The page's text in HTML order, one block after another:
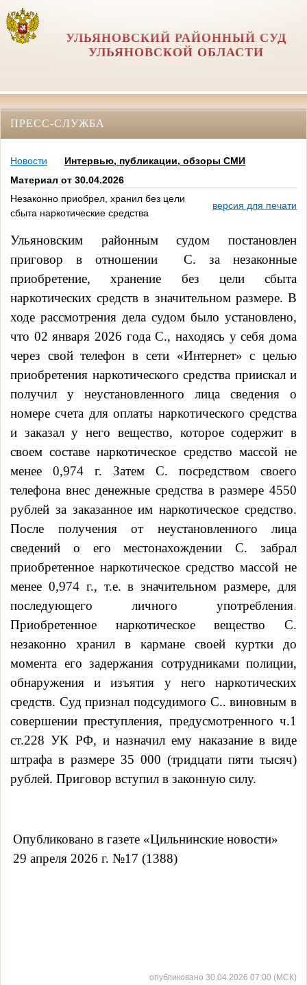
УЛЬЯНОВСКИЙ РАЙОННЫЙ СУД
УЛЬЯНОВСКОЙ ОБЛАСТИ
ПРЕСС-СЛУЖБА
Новости
Интервью, публикации, обзоры СМИ
Материал от 30.04.2026
Незаконно приобрел, хранил без цели
сбыта наркотические средства
версия для печати
Ульяновским районным судом постановлен
приговор в отношении
С. за незаконные
приобретение, хранение без цели сбыта
наркотических средств в значительном размере. В
ходе рассмотрения дела судом было установлено,
что 02 января 2026 года C., находясь у себя дома
через свой телефон в сети «Интернет»c целью
приобретения наркотического средства приискал и
получил у неустановленного лица сведения о
номере счета для оплаты наркотического средства
и заказал у него вещество, которое содержит в
своем составе наркотическое средство массой не
менее 0,974 г. Затем С. посредством своего
телефона внес денежные средства в размере 4550
рублей за заказанное им наркотическое средство.
После получения от неустановленного лица
сведений о его местонахождении С. забрал
приобретенное наркотическое средствомассой не
менее 0,974 г., т.е. в значительном размере, для
последующего личного употребления.
Приобретенное наркотическое вещество С.
незаконно хранил в кармане своей куртки до
момента его задержания сотрудниками полиции,
обнаружения и изъятия у него наркотических
средств. Суд признал подсудимого С.. виновным в
совершении преступления, предусмотренного ч.1
ст.228 УК РФ, и назначил ему наказаниев виде
штрафа в размере 35 000 (тридцати пяти тысяч)
рублей. Приговор вступил в законную силу.
Опубликовано в газете «Цильнинские новости»
29 апреля 2026 г. №17 (1388)
опубликовано 30.04.2026 07:00 (МСК)